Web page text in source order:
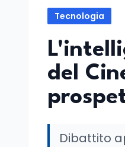
Tecnologia
del
Dibattito